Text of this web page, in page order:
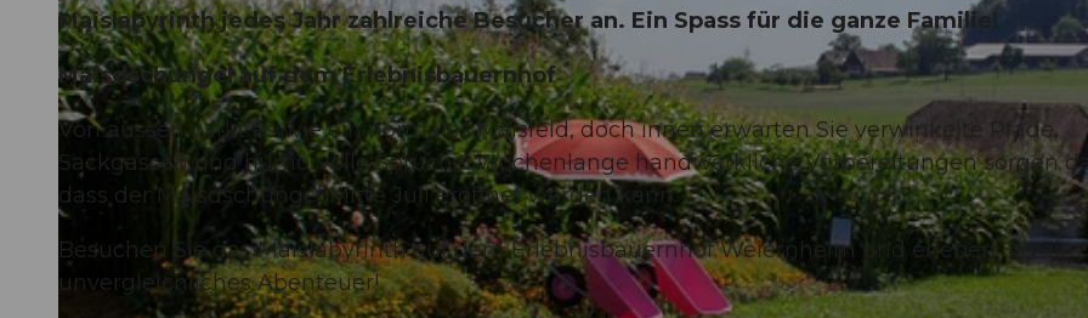
Maislabyrinth jedes Jahr zahlreiche Besucher an. Ein Spass für die ganze Familie!
Maisdschungel auf dem Erlebnisbauernhof
Von aussen wirkt es wie ein normales Maisfeld, doch innen erwarten Sie verwinkelte Pfade,
Sackgassen und humorvolle Sprüche. Wochenlange handwerkliche Vorbereitungen sorgen
dass der Maisdschungel Mitte Juli eröffnet werden kann.
Besuchen Sie das Maislabyrinth auf dem Erlebnisbauernhof Weiernheim und erleben Sie ein
unvergleichliches Abenteuer!